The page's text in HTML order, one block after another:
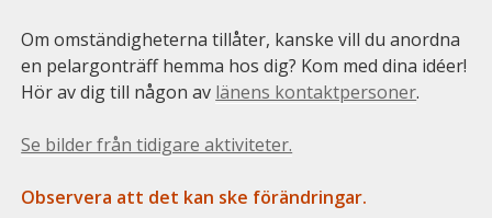
Om omständigheterna tillåter, kanske vill du anordna
en pelargonträff hemma hos dig? Kom med dina idéer!
Hör av dig till någon av länens kontaktpersoner.
Se bilder från tidigare aktiviteter.
Observera att det kan ske förändringar.